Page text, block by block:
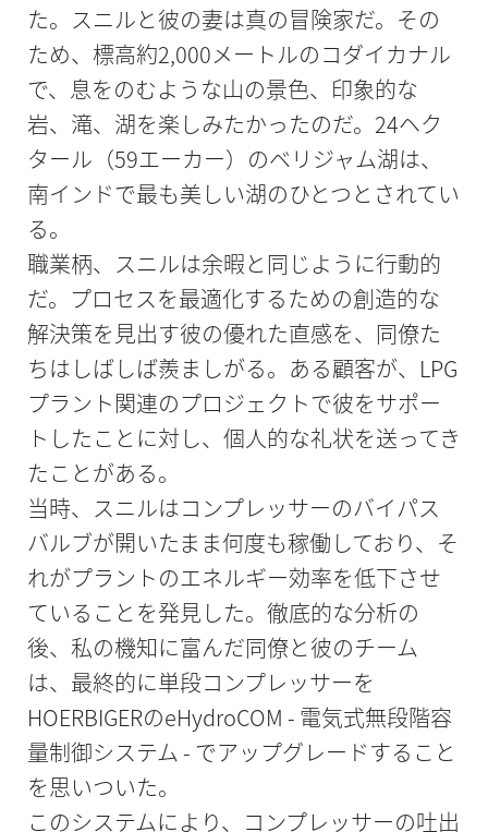
た。スニルと彼の妻は真の冒険家だ。その
ため、標高約2,000メートルのコダイカナル
で、息をのむような山の景色、印象的な
岩、滝、湖を楽しみたかったのだ。24ヘク
タール（59エーカー）のベリジャム湖は、
南インドで最も美しい湖のひとつとされてい
る。
職業柄、スニルは余暇と同じように行動的
だ。プロセスを最適化するための創造的な
解決策を見出す彼の優れた直感を、同僚た
ちはしばしば羨ましがる。ある顧客が、LPG
プラント関連のプロジェクトで彼をサポー
トしたことに対し、個人的な礼状を送ってき
たことがある。
当時、スニルはコンプレッサーのバイパス
バルブが開いたまま何度も稼働しており、そ
れがプラントのエネルギー効率を低下させ
ていることを発見した。徹底的な分析の
後、私の機知に富んだ同僚と彼のチーム
は、最終的に単段コンプレッサーを
HOERBIGERのeHydroCOM - 電気式無段階容
量制御システム - でアップグレードすること
を思いついた。
このシステムにより、コンプレッサーの吐出